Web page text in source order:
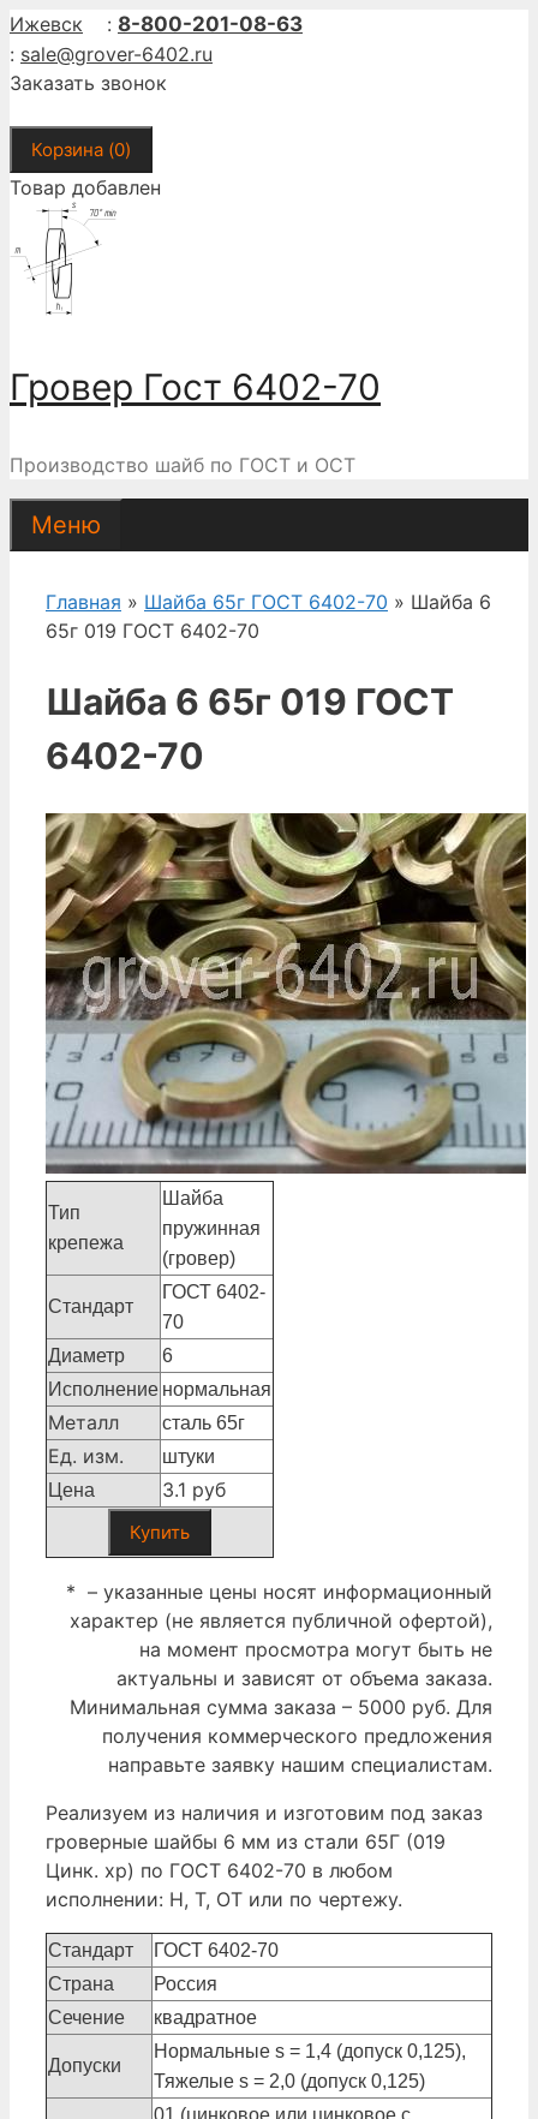
Перейти
к
содержимому
Ижевск : 8-800-201-08-63
: sale@grover-6402.ru
Заказать звонок
Корзина (0)
Товар добавлен
Гровер Гост 6402-70
Производство шайб по ГОСТ и ОСТ
Меню
Главная » Шайба 65г ГОСТ 6402-70 » Шайба 6
65г 019 ГОСТ 6402-70
Шайба 6 65г 019 ГОСТ
6402-70
Тип
крепежа
Шайба
пружинная
(гровер)
Стандарт
ГОСТ 6402-
70
Диаметр
6
Исполнение нормальная
Металл сталь 65г
Ед. изм.
штуки
Цена
3.1 руб
Купить
* – указанные цены носят информационный
характер (не является публичной офертой),
на момент просмотра могут быть не
актуальны и зависят от объема заказа.
Минимальная сумма заказа – 5000 руб. Для
получения коммерческого предложения
направьте заявку нашим специалистам.
Реализуем из наличия и изготовим под заказ
гроверные шайбы 6 мм из стали 65Г (019
Цинк. хр) по ГОСТ 6402-70 в любом
исполнении: Н, Т, ОТ или по чертежу.
Стандарт
ГОСТ 6402-70
Страна
Россия
Сечение
квадратное
Допуски
Нормальные s = 1,4 (допуск 0,125),
Тяжелые s = 2,0 (допуск 0,125)
01 (цинковое или цинковое с